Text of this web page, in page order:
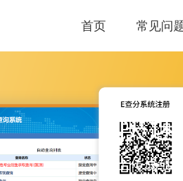
首页 常见问
快
上传成绩